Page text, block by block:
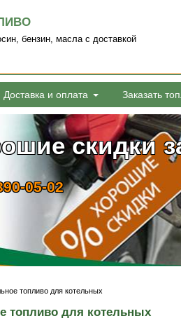
бензин, масла с доставкой
Доставка и оплата Заказать
от 1 бочки
05-02
скидки
05-02
топливо для котельных
топливо для котельных